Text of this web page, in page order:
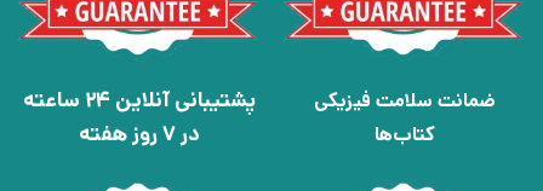
ضمانت سلامت فیزیکی
کتاب‌ها
پشتیبانی آنلاین 24 ساعته
در 7 روز هفته